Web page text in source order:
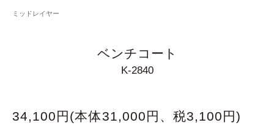
ミッドレイヤー
ベンチコート
K-2840
34,100円(本体31,000円、税3,100円)